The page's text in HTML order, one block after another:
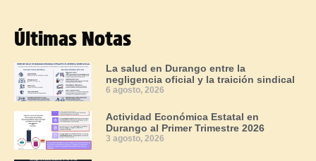
Últimas Notas
La salud en Durango entre la
negligencia oficial y la traición sindical
6 agosto, 2026
Actividad Económica Estatal en
Durango al Primer Trimestre 2026
3 agosto, 2026